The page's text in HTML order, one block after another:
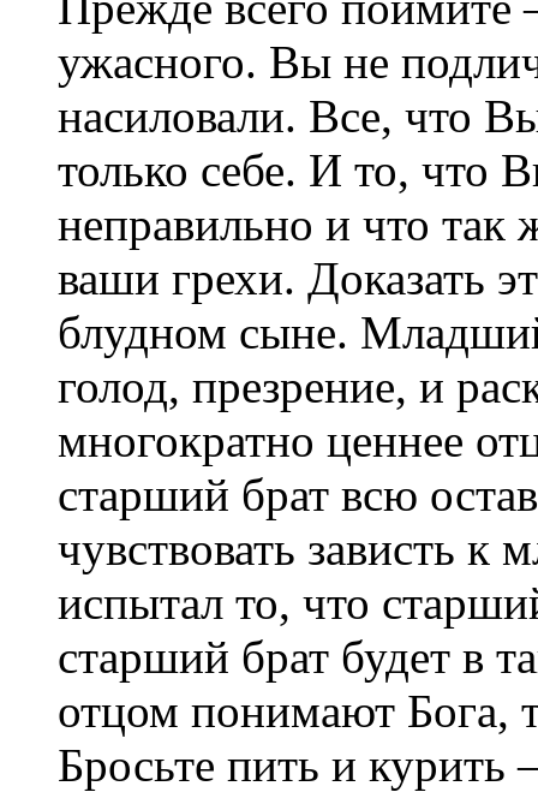
ужасного. Вы не
насиловали. Все, что
только себе. И то, что
неправильно и что так
ваши грехи. Доказать
блудном сыне.
голод, презрение, и
многократно ценнее
старший брат всю
чувствовать зависть
испытал то, что
старший брат будет в
отцом понимают Бога,
Бросьте пить и